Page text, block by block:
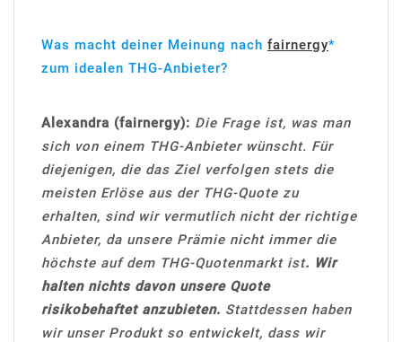
Was macht deiner Meinung nach fairnergy*
zum idealen THG-Anbieter?
Alexandra (fairnergy): Die Frage ist, was man
sich von einem THG-Anbieter wünscht. Für
diejenigen, die das Ziel verfolgen stets die
meisten Erlöse aus der THG-Quote zu
erhalten, sind wir vermutlich nicht der richtige
Anbieter, da unsere Prämie nicht immer die
höchste auf dem THG-Quotenmarkt ist. Wir
halten nichts davon unsere Quote
risikobehaftet anzubieten. Stattdessen haben
wir unser Produkt so entwickelt, dass wir